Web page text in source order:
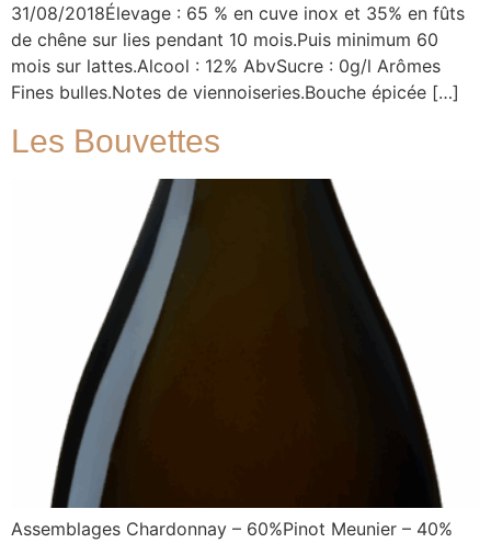
31/08/2018Élevage : 65 % en cuve inox et 35% en fûts
de chêne sur lies pendant 10 mois.Puis minimum 60
mois sur lattes.Alcool : 12% AbvSucre : 0g/l Arômes
Fines bulles.Notes de viennoiseries.Bouche épicée […]
Les Bouvettes
Assemblages Chardonnay – 60%Pinot Meunier – 40%